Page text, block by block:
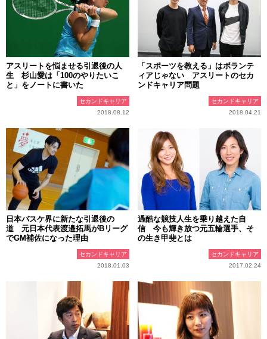
アスリートを悩ませる引退後の人
生 杉山愛は「100のやりたいこ
と」をノートに書いた
セカンドキャリア
2018.08.12
「スポーツを教える」はボランテ
ィアじゃない アスリートのセカ
ンドキャリア問題
セカンドキャリア
2018.04.21
日本バスケ界に新たな引退後の
道 元日本代表渡邉拓馬がBリーグ
でGM補佐になった理由
セカンドキャリア
2018.01.03
過酷な競技人生を乗り越えた自
信 今も輝き放つ元五輪選手、そ
の生き甲斐とは
セカンドキャリア
2017.02.24